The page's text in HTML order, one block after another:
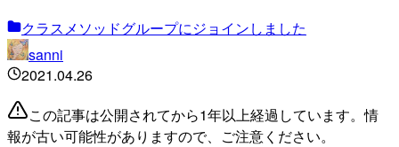
クラスメソッドグループにジョインしました
sanni
2021.04.26
この記事は公開されてから1年以上経過しています。情
報が古い可能性がありますので、ご注意ください。